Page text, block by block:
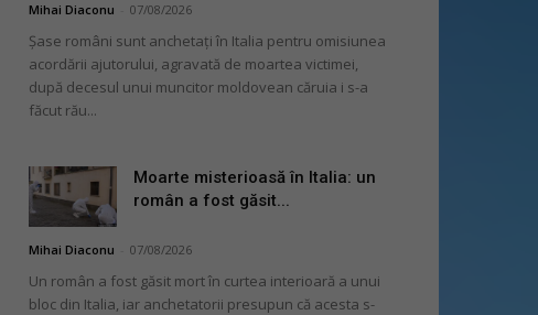
Mihai Diaconu 07/08/2026
Șase români sunt anchetați în Italia pentru omisiunea
acordării ajutorului, agravată de moartea victimei,
după decesul unui muncitor moldovean căruia i s-a
făcut rău...
Moarte misterioasă în Italia: un
român a fost găsit...
Mihai Diaconu 07/08/2026
Un român a fost găsit mort în curtea interioară a unui
bloc din Italia, iar anchetatorii presupun că acesta s-